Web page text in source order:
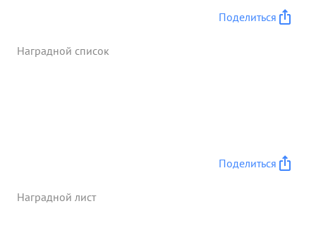
перед родиной. тов. ДАЛМАТОВ на протяжении
бывал в боевых порядках частей и
Поделиться
Наградной список
Поделиться
Наградной лист